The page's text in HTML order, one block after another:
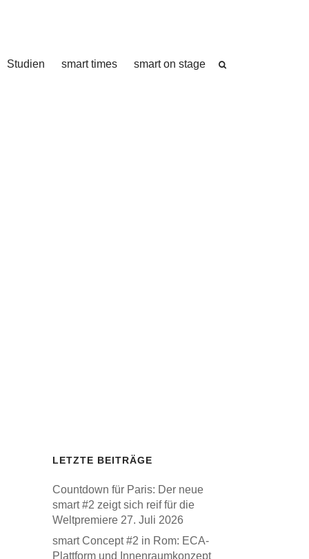
Studien smart times smart on stage
LETZTE BEITRÄGE
Countdown für Paris: Der neue
smart #2 zeigt sich reif für die
Weltpremiere 27. Juli 2026
smart Concept #2 in Rom: ECA-
Plattform und Innenraumkonzept